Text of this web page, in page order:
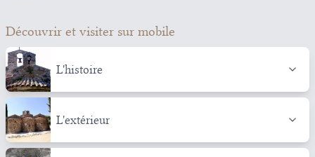
Découvrir et visiter sur mobile
L'histoire
L'extérieur